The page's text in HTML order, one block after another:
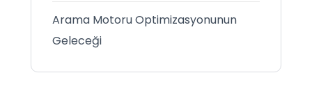
Arama Motoru Optimizasyonunun
Geleceği